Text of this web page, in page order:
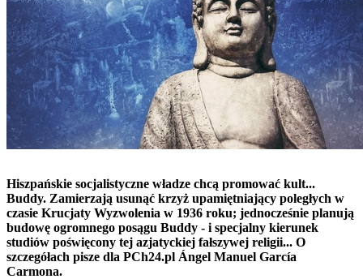
Hiszpańskie socjalistyczne władze chcą promować kult...
Buddy. Zamierzają usunąć krzyż upamiętniający poległych w
czasie Krucjaty Wyzwolenia w 1936 roku; jednocześnie planują
budowę ogromnego posągu Buddy - i specjalny kierunek
studiów poświęcony tej azjatyckiej fałszywej religii... O
szczegółach pisze dla PCh24.pl Ángel Manuel García
Carmona.